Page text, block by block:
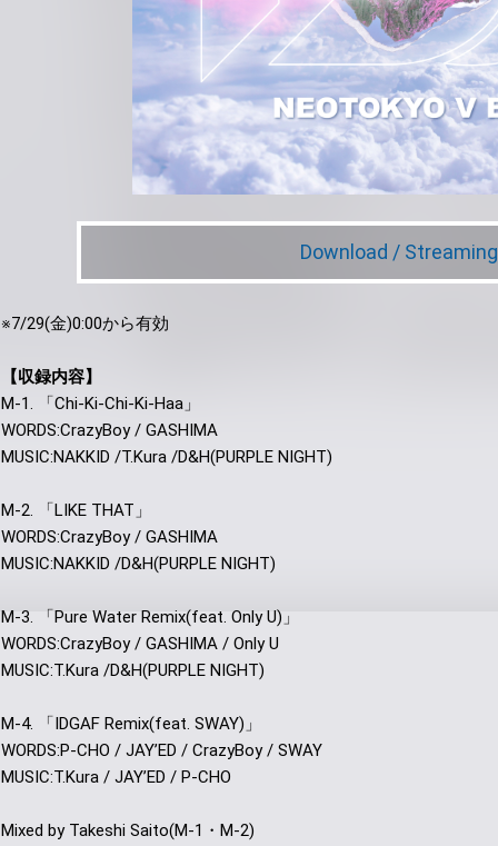
Download / Streaming
※7/29(金)0:00から有効
【収録内容】
M-1. 「Chi-Ki-Chi-Ki-Haa」
WORDS:CrazyBoy / GASHIMA
MUSIC:NAKKID /T.Kura /D&H(PURPLE NIGHT)
M-2. 「LIKE THAT」
WORDS:CrazyBoy / GASHIMA
MUSIC:NAKKID /D&H(PURPLE NIGHT)
M-3. 「Pure Water Remix(feat. Only U)」
WORDS:CrazyBoy / GASHIMA / Only U
MUSIC:T.Kura /D&H(PURPLE NIGHT)
M-4. 「IDGAF Remix(feat. SWAY)」
WORDS:P-CHO / JAYʼED / CrazyBoy / SWAY
MUSIC:T.Kura / JAYʼED / P-CHO
Mixed by Takeshi Saito(M-1・M-2)